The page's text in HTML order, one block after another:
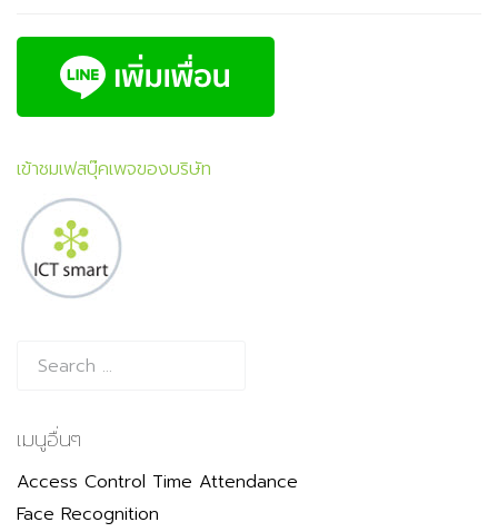
เข้าชมเฟสบุ๊คเพจของบริษัท
เมนูอื่นๆ
Access Control Time Attendance
Face Recognition